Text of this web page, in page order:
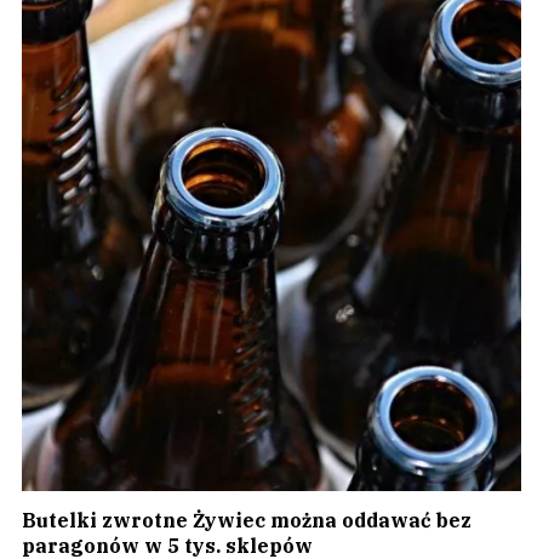
Butelki zwrotne Żywiec można oddawać bez
paragonów w 5 tys. sklepów